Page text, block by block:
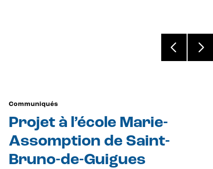
Communiqués
Projet à l’école Marie-
Assomption de Saint-
Bruno-de-Guigues